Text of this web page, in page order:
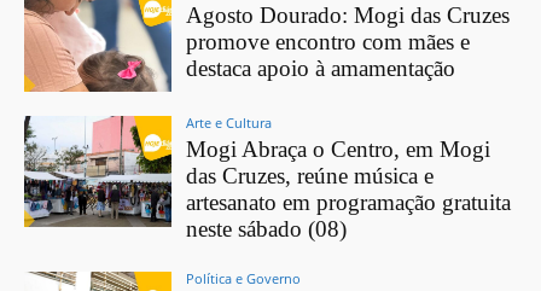
Agosto Dourado: Mogi das Cruzes
promove encontro com mães e
destaca apoio à amamentação
Arte e Cultura
Mogi Abraça o Centro, em Mogi
das Cruzes, reúne música e
artesanato em programação gratuita
neste sábado (08)
Política e Governo